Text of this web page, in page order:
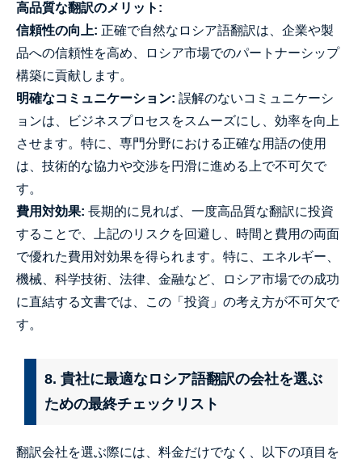
高品質な翻訳のメリット:
信頼性の向上: 正確で自然なロシア語翻訳は、企業や製
品への信頼性を高め、ロシア市場でのパートナーシップ
構築に貢献します。
明確なコミュニケーション: 誤解のないコミュニケーシ
ョンは、ビジネスプロセスをスムーズにし、効率を向上
させます。特に、専門分野における正確な用語の使用
は、技術的な協力や交渉を円滑に進める上で不可欠で
す。
費用対効果: 長期的に見れば、一度高品質な翻訳に投資
することで、上記のリスクを回避し、時間と費用の両面
で優れた費用対効果を得られます。特に、エネルギー、
機械、科学技術、法律、金融など、ロシア市場での成功
に直結する文書では、この「投資」の考え方が不可欠で
す。
8. 貴社に最適なロシア語翻訳の会社を選ぶ
ための最終チェックリスト
翻訳会社を選ぶ際には、料金だけでなく、以下の項目を